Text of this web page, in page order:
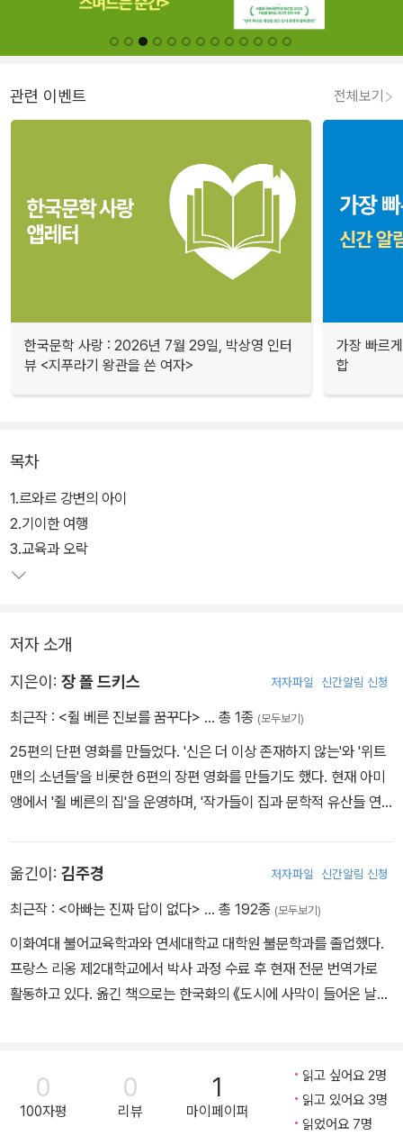
관련 이벤트 전체보기
한국문학 사랑 : 2026년 7월 29일, 박상영 인터
뷰 <지푸라기 왕관을 쓴 여자>
가장 빠르
합
목차
1.르와르 강변의 아이
2.기이한 여행
3.교육과 오락
저자 소개
지은이: 장 폴 드키스 저자파일 신간알림 신청
최근작 : <쥘 베른 진보를 꿈꾸다> … 총 1종 (모두보기)
25편의 단편 영화를 만들었다. '신은 더 이상 존재하지 않는'와 '위트
맨의 소년들'을 비롯한 6편의 장편 영화를 만들기도 했다. 현재 아미
앵에서 '쥘 베른의 집'을 운영하며, '작가들이 집과 문학적 유산들 연
옮긴이: 김주경 저자파일 신간알림 신청
최근작 : <아빠는 진짜 답이 없다> … 총 192종 (모두보기)
이화여대 불어교육학과와 연세대학교 대학원 불문학과를 졸업했다.
프랑스 리옹 제2대학교에서 박사 과정 수료 후 현재 전문 번역가로
활동하고 있다. 옮긴 책으로는 한국화의 《도시에 사막이 들어온 날》,
린》, 에릭 엠마뉴엘 슈미트의 《엄마를 위하여》 등 다수가 있다.
0
100자평
0
리뷰
1
마이페이퍼
읽고 싶어요 2명
읽고 있어요 3명
읽었어요 7명